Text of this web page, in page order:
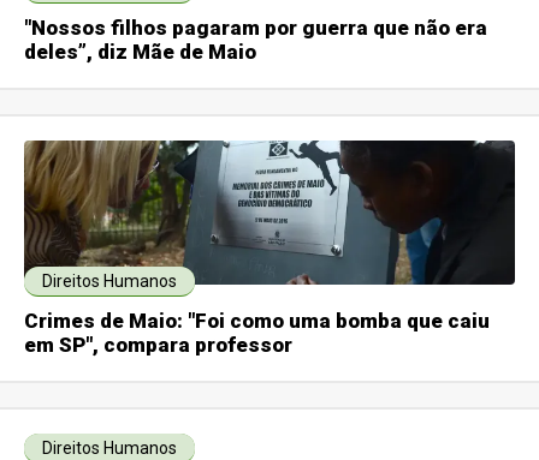
"Nossos filhos pagaram por guerra que não era
deles”, diz Mãe de Maio
Direitos Humanos
Crimes de Maio: "Foi como uma bomba que caiu
em SP", compara professor
Direitos Humanos